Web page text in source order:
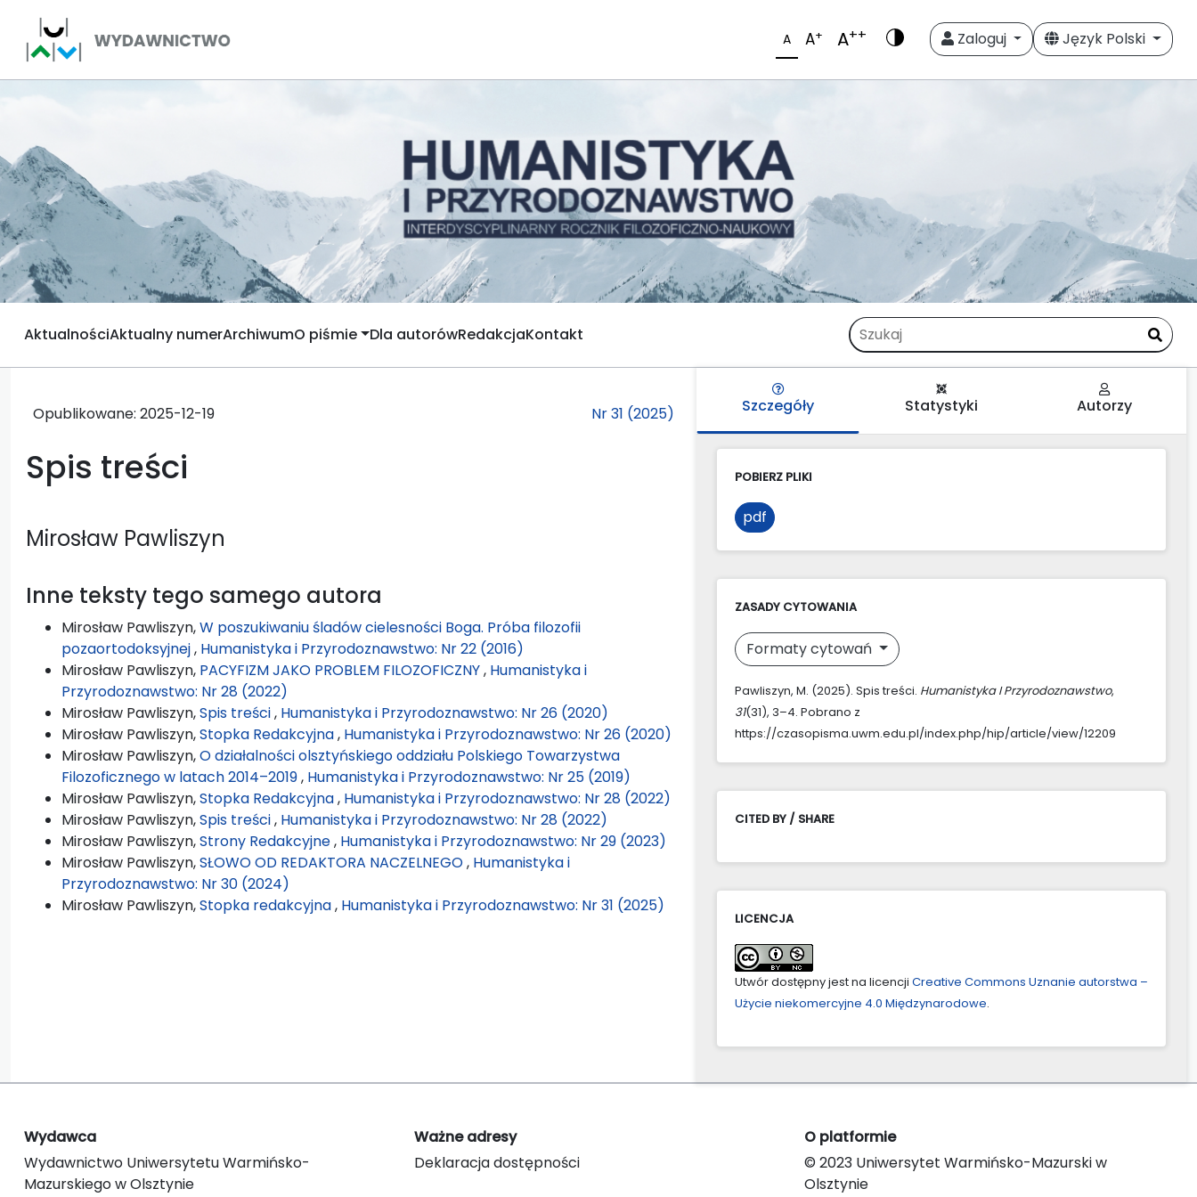
A A+ A++ Zaloguj Język Polski
AktualnościAktualny numerArchiwumO piśmie Dla autorówRedakcjaKontakt
Opublikowane: 2025-12-19 Nr 31 (2025)
Spis treści
Mirosław Pawliszyn
Inne teksty tego samego autora
Mirosław Pawliszyn,W poszukiwaniu śladów cielesności Boga. Próba filozofii
pozaortodoksyjnej, Humanistyka i Przyrodoznawstwo: Nr 22 (2016)
Mirosław Pawliszyn, PACYFIZM JAKO PROBLEM FILOZOFICZNY, Humanistyka i
Przyrodoznawstwo: Nr 28 (2022)
Mirosław Pawliszyn,Spis treści, Humanistyka i Przyrodoznawstwo: Nr 26 (2020)
Mirosław Pawliszyn,Stopka Redakcyjna, Humanistyka i Przyrodoznawstwo: Nr 26 (2020)
Mirosław Pawliszyn,O działalności olsztyńskiego oddziału Polskiego Towarzystwa
Filozoficznego w latach 2014–2019, Humanistyka i Przyrodoznawstwo: Nr 25 (2019)
Mirosław Pawliszyn,Stopka Redakcyjna, Humanistyka i Przyrodoznawstwo: Nr 28 (2022)
Mirosław Pawliszyn,Spis treści, Humanistyka i Przyrodoznawstwo: Nr 28 (2022)
Mirosław Pawliszyn,Strony Redakcyjne, Humanistyka i Przyrodoznawstwo: Nr 29 (2023)
Mirosław Pawliszyn,SŁOWO OD REDAKTORA NACZELNEGO, Humanistyka i
Przyrodoznawstwo: Nr 30 (2024)
Mirosław Pawliszyn,Stopka redakcyjna, Humanistyka i Przyrodoznawstwo: Nr 31 (2025)
Szczegóły Statystyki Autorzy
POBIERZ PLIKI
pdf
ZASADY CYTOWANIA
Formaty cytowań
Pawliszyn, M. (2025). Spis treści. Humanistyka I Przyrodoznawstwo,
31(31), 3–4. Pobrano z
https://czasopisma.uwm.edu.pl/index.php/hip/article/view/12209
CITED BY / SHARE
LICENCJA
Utwór dostępny jest na licencji Creative Commons Uznanie autorstwa –
Użycie niekomercyjne 4.0 Międzynarodowe.
Wydawca
Wydawnictwo Uniwersytetu Warmińsko-
Mazurskiego w Olsztynie
Ważne adresy
Deklaracja dostępności
O platformie
© 2023 Uniwersytet Warmińsko-Mazurski w
Olsztynie